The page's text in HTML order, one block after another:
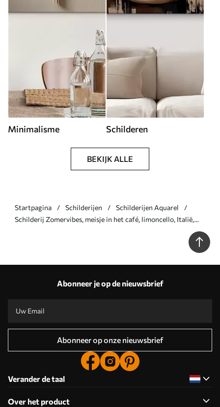
Minimalisme Schilderen
BEKIJK ALLE
Startpagina Schilderijen
Schilderijen Aquarel
Schilderij Zomervibes, meisje in het café, limoncello, Italië,
Abonneer je op de nieuwsbrief
Abonneer op onze nieuwsbrief
Verander de taal
Over het product